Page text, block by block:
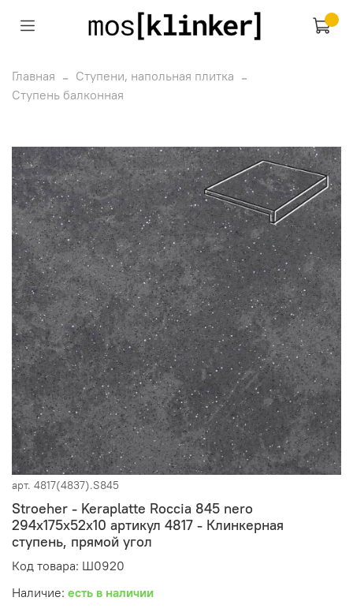
Главная
Ступени, напольная плитка
Ступень балконная
арт. 4817(4837).S845
Stroeher - Keraplatte Roccia 845 nero
294x175x52x10 артикул 4817 - Клинкерная
ступень, прямой угол
Код товара: Ш0920
Наличие: есть в наличии